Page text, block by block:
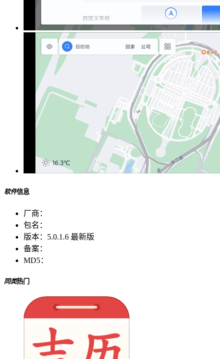
软件信息
厂商：
包名：
版本： 5.0.1.6 最新版
备案：
MD5：
同类热门